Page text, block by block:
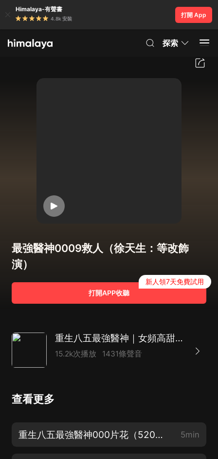
Himalaya-有聲書
4.8k 安裝
打開 App
探索
最強醫神0009救人（徐天生：等改飾
演）
打開APP收聽
新人領7天免費試用
重生八五最強醫神｜女頻高甜都市異能｜從心兒&主播D領銜有聲劇
15.2k次播放 1431條聲音
查看更多
重生八五最強醫神000片花（520重磅新書，歡迎訂閱收聽） 5min